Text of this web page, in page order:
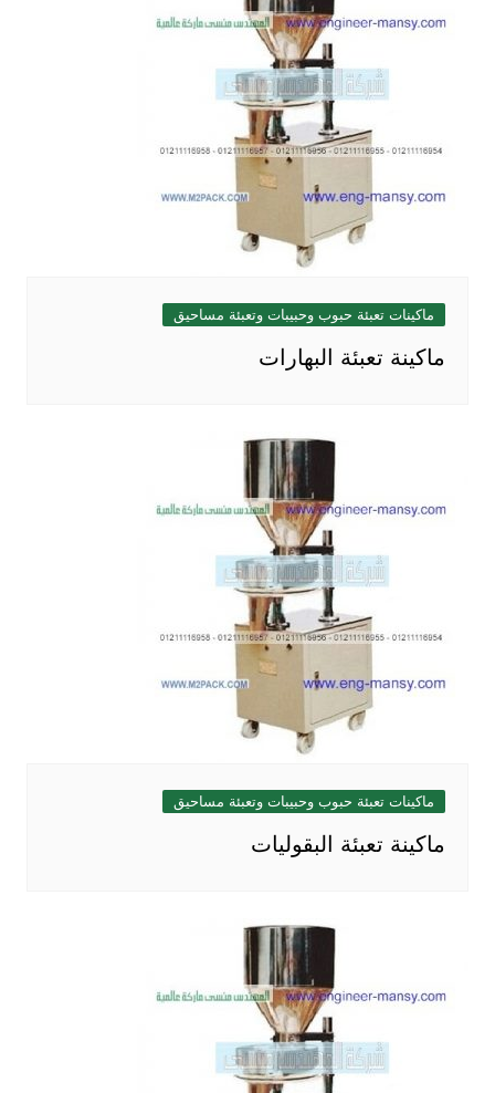
ماكينات تعبئة حبوب وحبيبات وتعبئة مساحيق
ماكينة تعبئة البهارات
ماكينات تعبئة حبوب وحبيبات وتعبئة مساحيق
ماكينة تعبئة البقوليات